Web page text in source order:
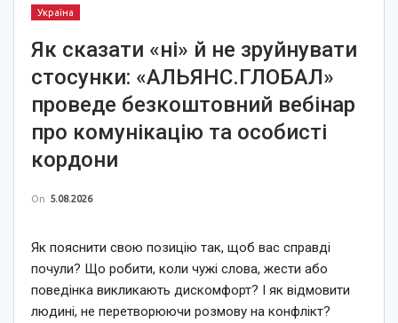
Україна
Як сказати «ні» й не зруйнувати
стосунки: «АЛЬЯНС.ГЛОБАЛ»
проведе безкоштовний вебінар
про комунікацію та особисті
кордони
On 5.08.2026
Як пояснити свою позицію так, щоб вас справді
почули? Що робити, коли чужі слова, жести або
поведінка викликають дискомфорт? І як відмовити
людині, не перетворюючи розмову на конфлікт?